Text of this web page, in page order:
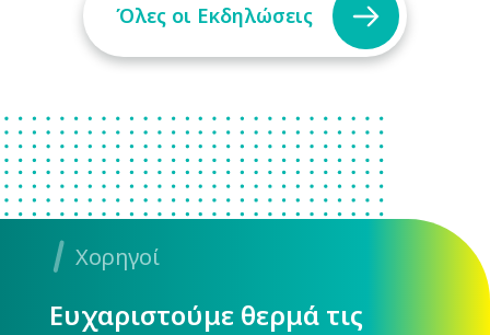
Όλες οι Εκδηλώσεις
Χορηγοί
Ευχαριστούμε θερμά τις